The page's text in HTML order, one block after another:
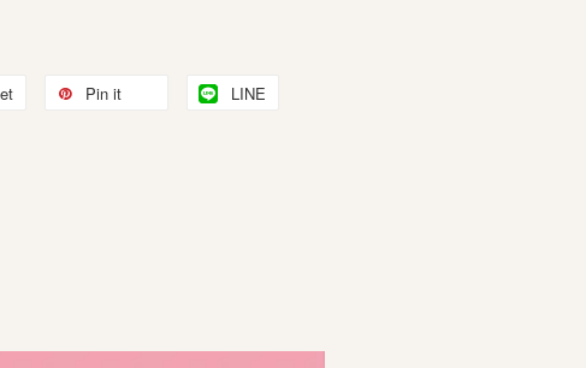
Pin it LINE